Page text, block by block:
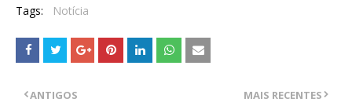
Tags: Notícia
MAIS RECENTES
ANTIGOS